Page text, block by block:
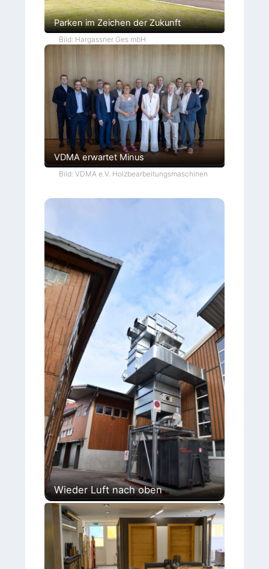
Parken im Zeichen der Zukunft
Bild: Hargassner Ges mbH
VDMA erwartet Minus
Bild: VDMA e.V. Holzbearbeitungsmaschinen
Wieder Luft nach oben